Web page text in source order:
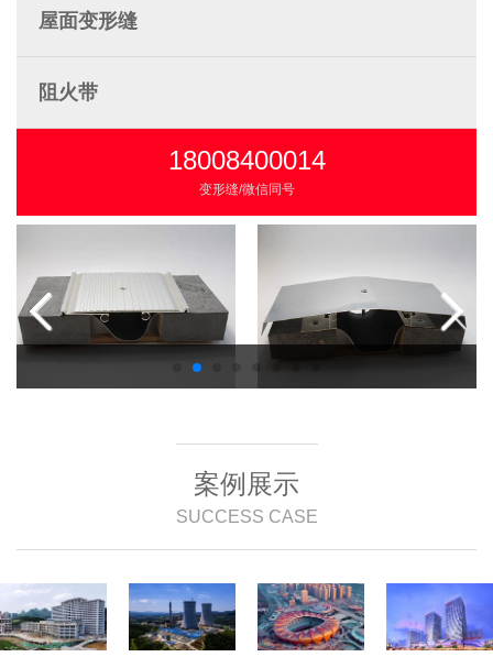
屋面变形缝
阻火带
18008400014
变形缝/微信同号
案例展示
SUCCESS CASE